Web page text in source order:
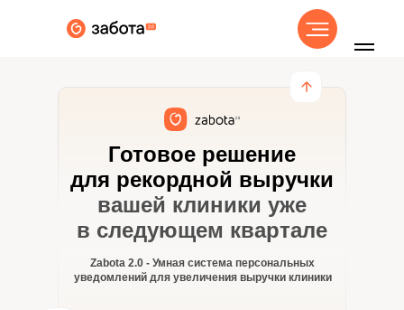
8 800 555 38 62
Zabota 2.0 - Умная система персональных
уведомлений для увеличения выручки клиники
Готовое решение
для рекордной выручки
вашей клиники уже
в следующем квартале